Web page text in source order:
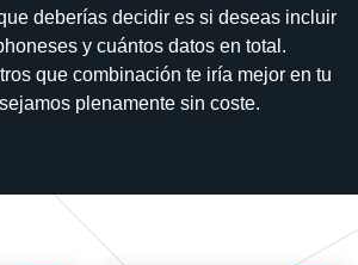
deberías decidir es si deseas incluir
y cuántos datos en total.
que combinación te iría mejor en tu
plenamente sin coste.